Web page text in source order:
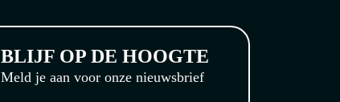
BLIJF OP DE HOOGTE
Meld je aan voor onze nieuwsbrief